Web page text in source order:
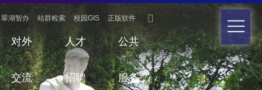
翠湖智办 站群检索 校园GIS 正版软件

对外
交流
人才
招聘
公共
服务